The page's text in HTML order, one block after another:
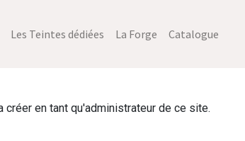
Les Teintes dédiées La Forge Catalogue
en tant qu'administrateur de ce site.